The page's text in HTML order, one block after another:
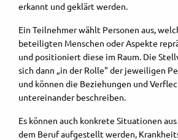
erkannt und geklärt werden.
Ein Teilnehmer wählt Personen aus,
beteiligten Menschen oder Aspekte
und positioniert diese im Raum. Die
sich dann „in der Rolle" der jeweiligen
und können die Beziehungen und
untereinander beschreiben.
Es können auch konkrete Situationen
dem Beruf aufgestellt werden,